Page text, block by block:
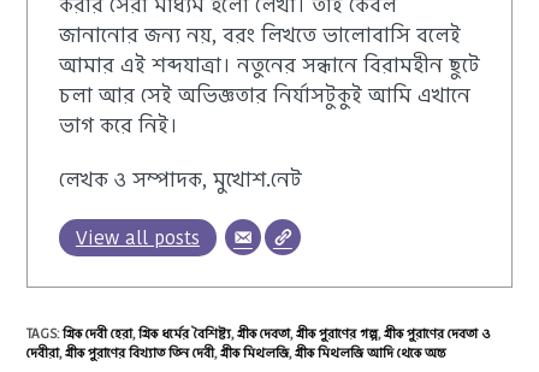
জানানোর জন্য নয়, বরং লিখতে ভালোবাসি বলেই
আমার এই শব্দযাত্রা। নতুনের সন্ধানে বিরামহীন ছুটে
চলা আর সেই অভিজ্ঞতার নির্যাসটুকুই আমি এখানে
ভাগ করে নিই।
লেখক ও সম্পাদক, মুখোশ.নেট
View all posts
TAGS:গ্রিক দেবী হেরা,গ্রিক ধর্মের বৈশিষ্ট্য,গ্রীক দেবতা,গ্রীক পুরাণের গল্প,গ্রীক পুরাণের দেবতা ও
দেবীরা,গ্রীক পুরাণের বিখ্যাত তিন দেবী,গ্রীক মিথলজি,গ্রীক মিথলজি আদি থেকে অন্ত